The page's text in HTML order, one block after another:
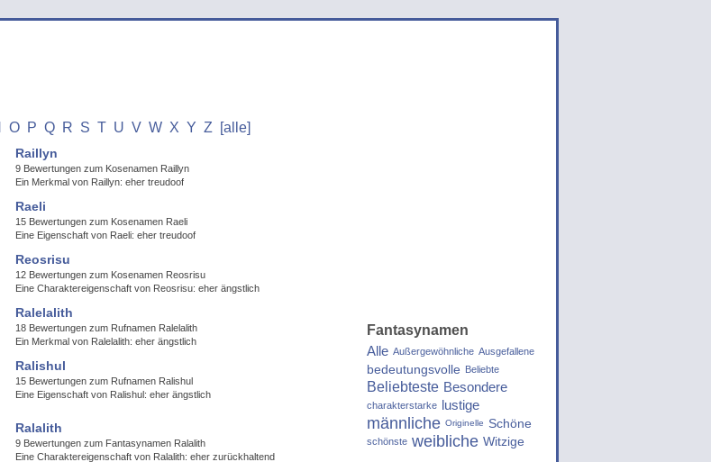
O P Q R S T U V W X Y Z [alle]
Raillyn
9 Bewertungen zum Kosenamen Raillyn
Ein Merkmal von Raillyn: eher treudoof
Raeli
15 Bewertungen zum Kosenamen Raeli
Eine Eigenschaft von Raeli: eher treudoof
Reosrisu
12 Bewertungen zum Kosenamen Reosrisu
Eine Charaktereigenschaft von Reosrisu: eher ängstlich
Ralelalith
18 Bewertungen zum Rufnamen Ralelalith
Ein Merkmal von Ralelalith: eher ängstlich
Ralishul
15 Bewertungen zum Rufnamen Ralishul
Eine Eigenschaft von Ralishul: eher ängstlich
Ralalith
9 Bewertungen zum Fantasynamen Ralalith
Eine Charaktereigenschaft von Ralalith: eher zurückhaltend
Fantasynamen
Alle Außergewöhnliche Ausgefallene
bedeutungsvolle Beliebte
Beliebteste Besondere
charakterstarke lustige
männliche Originelle Schöne
schönste weibliche Witzige